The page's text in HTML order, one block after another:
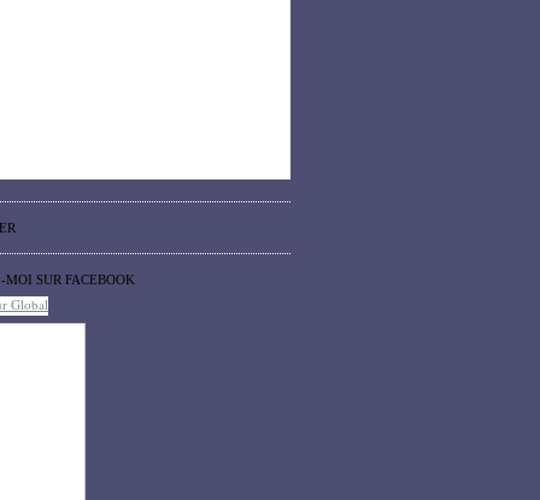
MOI SUR FACEBOOK